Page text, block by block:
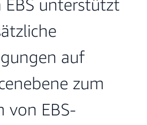
EBS unterstützt
auf
zum
von EBS-